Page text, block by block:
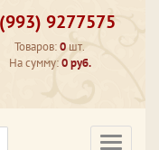
9277575
Товаров:0 шт.
На сумму:0 руб.